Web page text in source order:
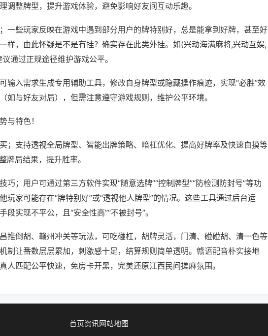
调整牌型，提升游戏体验，避免影响好友间互动乐趣。
一些玩家反映在游戏中遇到部分用户的牌特别好，总是能拿到好牌，甚至好
样，由此怀疑是不是有挂？确实存在此类外挂。如(兴动海满麻将,兴动互娱,
通过正规途径维护游戏公平。
输入需求生成专用辅助工具，修改自身牌型或隐藏操作痕迹，实现“必胜”效
如与好友对局），但需注意遵守游戏规则，维护公平环境。
与特色！
；支持透视全局牌型、智能出牌策略、暗杠优化、提高好牌率及快速自摸等
牌局结果，提升胜率。
巧；用户可通过第三方软件实现“随意选牌”“控制牌型”“防检测防封号”等功
玩家可能存在“牌特别好”或“透视他人牌型”的情况。这些工具通过后台运
段实现不平公，且“安全性高”“不被封号”。
推倒胡、赣州冲关等玩法，可吃碰杠，胡牌灵活，门清、碰碰胡、清一色等
制让番数层层累加，刺激感十足，结算规则简单透明。赣语配音朴实接地
人匹配公平快速，免房卡开黑，完美还原江西民间搓麻氛围。
首页资讯网站地图